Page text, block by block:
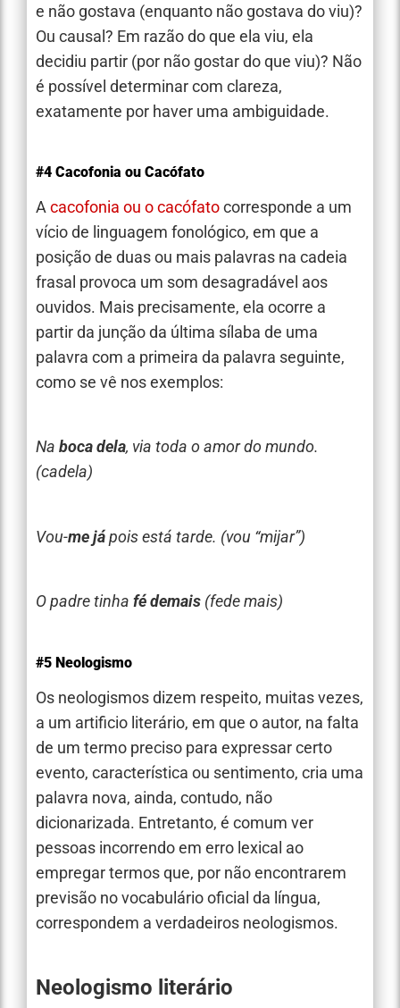
e não gostava (enquanto não gostava do viu)?
Ou causal? Em razão do que ela viu, ela
decidiu partir (por não gostar do que viu)? Não
é possível determinar com clareza,
exatamente por haver uma ambiguidade.
#4 Cacofonia ou Cacófato
A cacofonia ou o cacófatocorresponde a um
vício de linguagem fonológico, em que a
posição de duas ou mais palavras na cadeia
frasal provoca um som desagradável aos
ouvidos. Mais precisamente, ela ocorre a
partir da junção da última sílaba de uma
palavra com a primeira da palavra seguinte,
como se vê nos exemplos:
Na boca dela, via toda o amor do mundo.
(cadela)
Vou-me jápois está tarde. (vou “mijar”)
O padre tinha fé demais (fede mais)
#5 Neologismo
Os neologismos dizem respeito, muitas vezes,
a um artificio literário, em que o autor, na falta
de um termo preciso para expressar certo
evento, característica ou sentimento, cria uma
palavra nova, ainda, contudo, não
dicionarizada. Entretanto, é comum ver
pessoas incorrendo em erro lexical ao
empregar termos que, por não encontrarem
previsão no vocabulário oficial da língua,
correspondem a verdadeiros neologismos.
Neologismo literário